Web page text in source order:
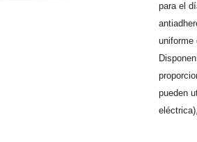
para el
uniforme
pueden